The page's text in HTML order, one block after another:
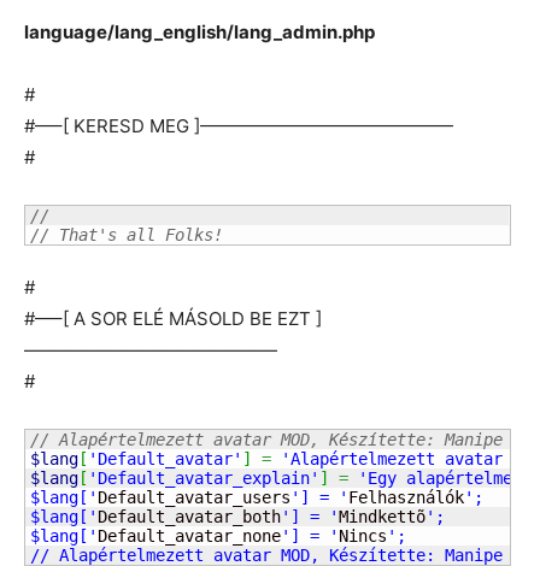
language/lang_english/lang_admin.php
#
#—–[ KERESD MEG ]——————————————
#
//
// That's all Folks!
#
#—–[ A SOR ELÉ MÁSOLD BE EZT ]
——————————————
#
// Alapértelmezett avatar MOD, Készítette: Manipe
$lang [ 'Default_avatar' ] =
'Alapértelmezett avatar
$lang [ 'Default_avatar_explain' ] =
'Egy
$lang[' Default_avatar_users '] = ' Felhasználók';
$lang[' Default_avatar_both'] = 'Mindkettõ';
$lang[' Default_avatar_none'] = ' Nincs ';
// Alapértelmezett avatar MOD, Készítette: Manipe